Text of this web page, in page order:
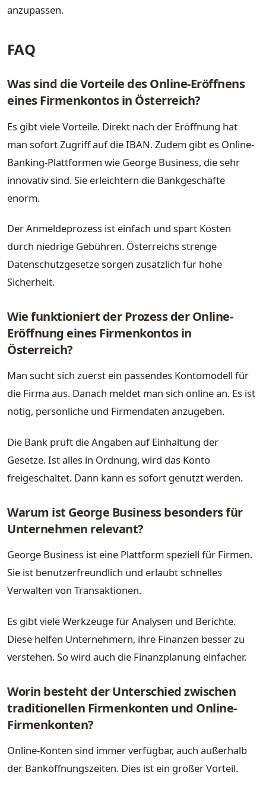
anzupassen.
FAQ
Was sind die Vorteile des Online-Eröffnens
eines Firmenkontos in Österreich?
Es gibt viele Vorteile. Direkt nach der Eröffnung hat
man sofort Zugriff auf die IBAN. Zudem gibt es Online-
Banking-Plattformen wie George Business, die sehr
innovativ sind. Sie erleichtern die Bankgeschäfte
enorm.
Der Anmeldeprozess ist einfach und spart Kosten
durch niedrige Gebühren. Österreichs strenge
Datenschutzgesetze sorgen zusätzlich für hohe
Sicherheit.
Wie funktioniert der Prozess der Online-
Eröffnung eines Firmenkontos in
Österreich?
Man sucht sich zuerst ein passendes Kontomodell für
die Firma aus. Danach meldet man sich online an. Es ist
nötig, persönliche und Firmendaten anzugeben.
Die Bank prüft die Angaben auf Einhaltung der
Gesetze. Ist alles in Ordnung, wird das Konto
freigeschaltet. Dann kann es sofort genutzt werden.
Warum ist George Business besonders für
Unternehmen relevant?
George Business ist eine Plattform speziell für Firmen.
Sie ist benutzerfreundlich und erlaubt schnelles
Verwalten von Transaktionen.
Es gibt viele Werkzeuge für Analysen und Berichte.
Diese helfen Unternehmern, ihre Finanzen besser zu
verstehen. So wird auch die Finanzplanung einfacher.
Worin besteht der Unterschied zwischen
traditionellen Firmenkonten und Online-
Firmenkonten?
Online-Konten sind immer verfügbar, auch außerhalb
der Banköffnungszeiten. Dies ist ein großer Vorteil.